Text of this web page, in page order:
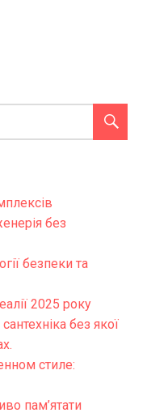
без
безпеки та
2025 року
без якої
стиле:
пам’ятати